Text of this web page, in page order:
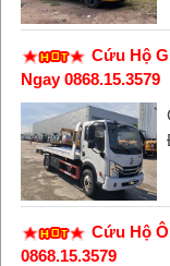
Cứu Hộ
Ngay 0868.15.3579
Cứu Hộ
0868.15.3579